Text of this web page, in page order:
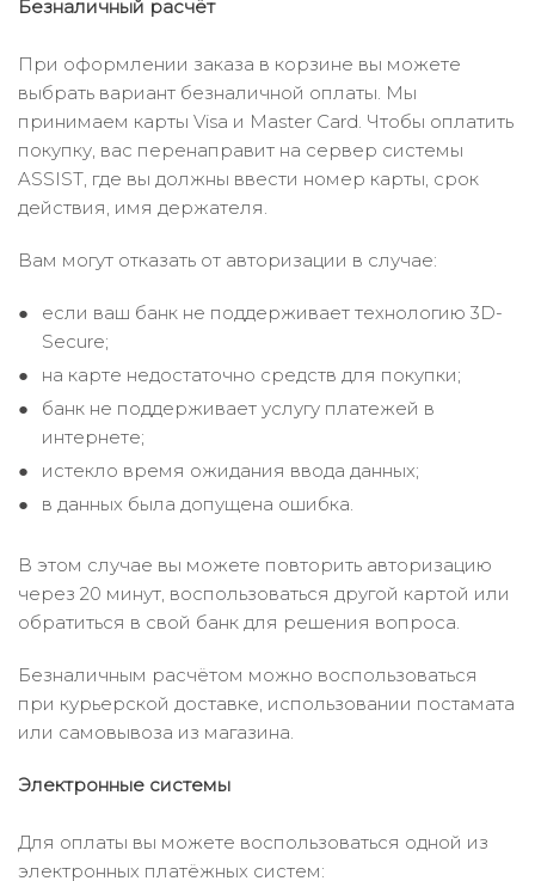
Безналичный расчёт
При оформлении заказа в корзине вы можете
выбрать вариант безналичной оплаты. Мы
принимаем карты Visa и Master Card. Чтобы оплатить
покупку, вас перенаправит на сервер системы
ASSIST, где вы должны ввести номер карты, срок
действия, имя держателя.
Вам могут отказать от авторизации в случае:
если ваш банк не поддерживает технологию 3D-
Secure;
на карте недостаточно средств для покупки;
банк не поддерживает услугу платежей в
интернете;
истекло время ожидания ввода данных;
в данных была допущена ошибка.
В этом случае вы можете повторить авторизацию
через 20 минут, воспользоваться другой картой или
обратиться в свой банк для решения вопроса.
Безналичным расчётом можно воспользоваться
при курьерской доставке, использовании постамата
или самовывоза из магазина.
Электронные системы
Для оплаты вы можете воспользоваться одной из
электронных платёжных систем: